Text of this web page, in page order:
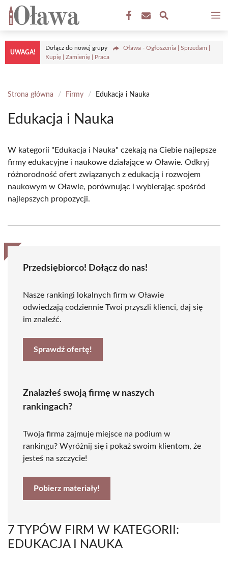
Przejdź
treści
UWAGA!
Dołącz do nowej grupy
Oława - Ogłoszenia | Sprzedam |
Kupię | Zamienię | Praca
Strona główna / Firmy / Edukacja i Nauka
Edukacja i Nauka
W kategorii "Edukacja i Nauka" czekają na Ciebie najlepsze
firmy edukacyjne i naukowe działające w Oławie. Odkryj
różnorodność ofert związanych z edukacją i rozwojem
naukowym w Oławie, porównując i wybierając spośród
najlepszych propozycji.
Przedsiębiorco! Dołącz do nas!
Nasze rankingi lokalnych firm w Oławie
odwiedzają codziennie Twoi przyszli klienci, daj się
im znaleźć.
Sprawdź ofertę!
Znalazłeś swoją firmę w naszych
rankingach?
Twoja firma zajmuje miejsce na podium w
rankingu? Wyróżnij się i pokaż swoim klientom, że
jesteś na szczycie!
Pobierz materiały!
7 TYPÓW FIRM W KATEGORII:
EDUKACJA I NAUKA